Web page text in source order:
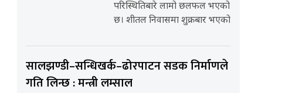
परिस्थितिबारे लामो छलफल भएको
छ। शीतल निवासमा शुक्रबार भएको
सालझण्डी–सन्धिखर्क–ढोरपाटन सडक निर्माणले
गति लिन्छ : मन्त्री लम्साल